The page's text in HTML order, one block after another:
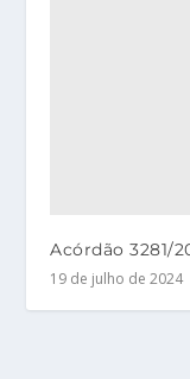
Acórdão 3281/
19 de julho de 2024